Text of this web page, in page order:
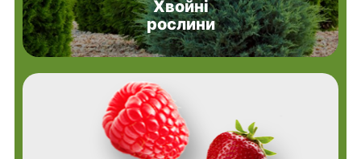
Хвойні
рослини